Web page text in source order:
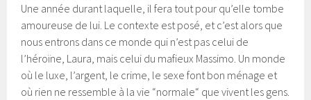
Une année durant laquelle, il fera tout pour qu’elle tombe
amoureuse de lui. Le contexte est posé, et c’est alors que
nous entrons dans ce monde qui n’est pas celui de
l’héroïne, Laura, mais celui du mafieux Massimo. Un monde
où le luxe, l’argent, le crime, le sexe font bon ménage et
où rien ne ressemble à la vie “normale“ que vivent les gens.